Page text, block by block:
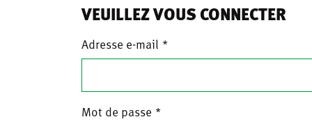
VEUILLEZ VOUS CONNECTER
Adresse e-mail
Mot de passe